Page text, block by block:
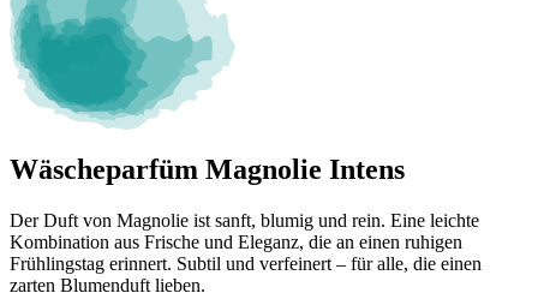
Wäscheparfüm Magnolie Intens
Der Duft von Magnolie ist sanft, blumig und rein. Eine leichte
Kombination aus Frische und Eleganz, die an einen ruhigen
Frühlingstag erinnert. Subtil und verfeinert – für alle, die einen
zarten Blumenduft lieben.